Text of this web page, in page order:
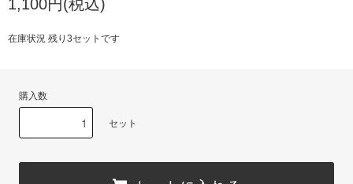
1,100円(税込)
在庫状況 残り3セットです
購入数
セット